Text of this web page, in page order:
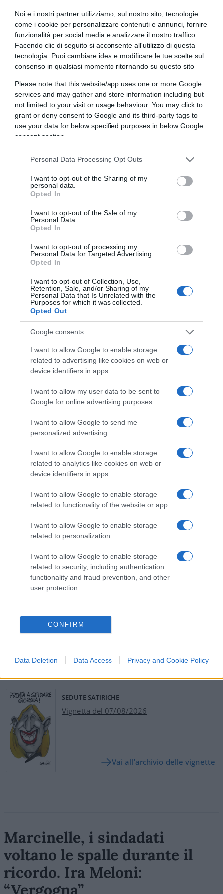
Noi e i nostri partner utilizziamo, sul nostro sito, tecnologie
come i cookie per personalizzare contenuti e annunci, fornire
funzionalità per social media e analizzare il nostro traffico.
Facendo clic di seguito si acconsente all'utilizzo di questa
tecnologia. Puoi cambiare idea e modificare le tue scelte sul
consenso in qualsiasi momento ritornando su questo sito
Please note that this website/app uses one or more Google
services and may gather and store information including but
not limited to your visit or usage behaviour. You may click to
grant or deny consent to Google and its third-party tags to
use your data for below specified purposes in below Google
consent section.
Personal Data Processing Opt Outs
I want to opt-out of the Sharing of my
personal data.
Opted In
I want to opt-out of the Sale of my
Personal Data.
Opted In
I want to opt-out of processing my
Personal Data for Targeted Advertising.
Opted In
I want to opt-out of Collection, Use,
Retention, Sale, and/or Sharing of my
Personal Data that Is Unrelated with the
Purposes for which it was collected.
Opted Out
Google consents
I want to allow Google to enable storage
related to advertising like cookies on web or
device identifiers in apps.
I want to allow my user data to be sent to
Google for online advertising purposes.
I want to allow Google to send me
personalized advertising.
I want to allow Google to enable storage
related to analytics like cookies on web or
device identifiers in apps.
I want to allow Google to enable storage
related to functionality of the website or app.
I want to allow Google to enable storage
related to personalization.
I want to allow Google to enable storage
related to security, including authentication
functionality and fraud prevention, and other
user protection.
CONFIRM
Data Deletion Data Access Privacy and Cookie Policy
un’operazione “golpista” tecnocratica, e non votò il
testo del Mes in Parlamento. La Lega Nord con
Roberto Maroni fu l’unico partito a esprimere un
dissenso deliberato sul Fondo salva-Stati.
Dunque, Conte ha mentito sapendo di mentire,
provocando una scintilla polemica che è
divampata in una zuffa mediatica di cui il Paese
il declino della politica, il bifronte disinvolto a
riesce a parlare alla testa e al cuore degli italiani
ma alla loro pancia. Il ventre, tuttavia, inizia a
brontolare e non si sfama con le ciance e le
promesse vane, pretende nutrimento e
l’operatività di quelle risposte per il momento solo
proclamate.
I 600 euro da erogare agli autonomi si sono
inceppati negliingranaggi farraginosi della
burocraziae alle imprese è stata annunciata una
massiva liquidità finanziaria da mobilitare, però,
con l’indebitamento, come se il naufrago ostaggio
delle onde tumultuose venisse soccorso con il
salvagente zavorrato dal piombo facendolo
inabissare anziché dotarlo di una scialuppa di
salvataggio. Dinanzi a tali fallimenti Conte, pur di
sopravvivere alle tensioni interne al governo,
loro case, impadronendosi della comunicazione
pubblica, per scagliarsi contro le opposizioni a cui
addebita negligenze che non le appartengono.
Una caduta di stile perché ci aveva assillato con
appelli alla coesione, inaugurando la stagione di
“salute nazionale” dettata dalla straordinarietà e
dall’imponenza dell’emergenza.
#CORONAVIRUS
#GIUSEPPE CONTE
#GOVERNO GIALLOROSSO
#MES
Leggi i commenti
SEDUTE SATIRICHE
Vignetta del 07/08/2026
Vai all'archivio delle vignette
Marcinelle, i sindadati
voltano le spalle durante il
ricordo. Ira Meloni:
“Vergogna”